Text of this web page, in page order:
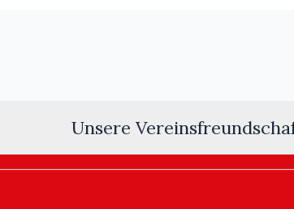
Unsere